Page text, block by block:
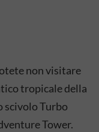
non visitare
tropicale della
scivolo Turbo
Tower.